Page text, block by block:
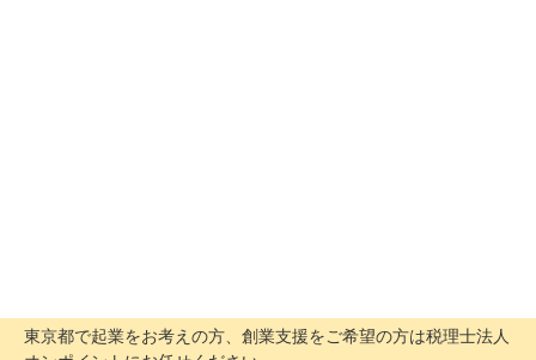
東京都で起業をお考えの方、創業支援をご希望の方は税理士法人